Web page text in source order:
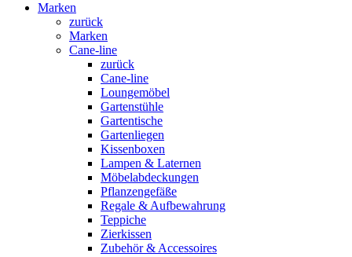
Marken
zurück
Marken
Cane-line
zurück
Cane-line
Loungemöbel
Gartenstühle
Gartentische
Gartenliegen
Kissenboxen
Lampen & Laternen
Möbelabdeckungen
Pflanzengefäße
Regale & Aufbewahrung
Teppiche
Zierkissen
Zubehör & Accessoires